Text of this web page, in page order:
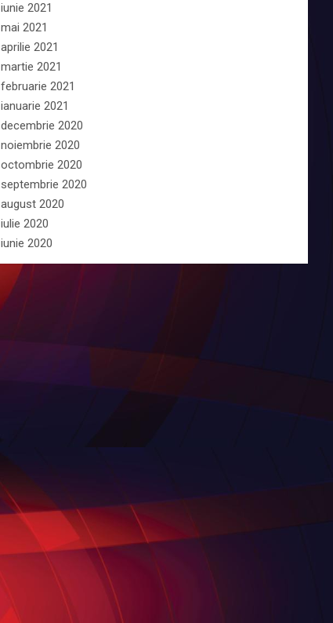
iunie 2021
mai 2021
aprilie 2021
martie 2021
februarie 2021
ianuarie 2021
decembrie 2020
noiembrie 2020
octombrie 2020
septembrie 2020
august 2020
iulie 2020
iunie 2020